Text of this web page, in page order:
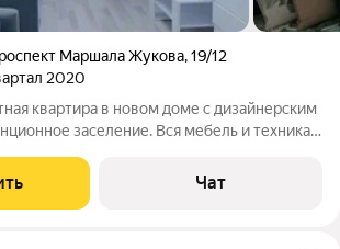
Маршала Жукова,19/12
2020
квартира в новом доме с дизайнерским
заселение. Вся мебель и техника
микраволновка, посуда. Интернет
Чат